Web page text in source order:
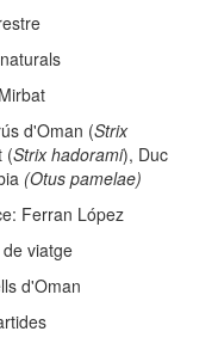
d'Oman (Strix
(Strix hadorami), Duc
(Otus pamelae)
Ferran López
viatge
d'Oman